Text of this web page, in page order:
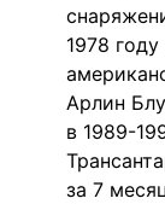
1978
Арлин
в 1989-
за 7